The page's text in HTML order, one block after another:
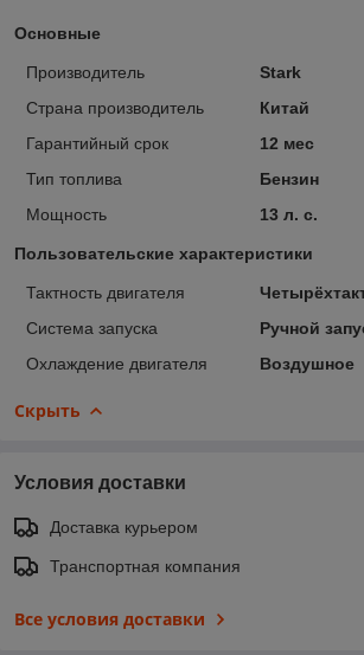
Основные
Производитель
Stark
Страна производитель
Китай
Гарантийный срок
12 мес
Тип топлива
Бензин
Мощность
13 л. с.
Пользовательские характеристики
Тактность двигателя
Система запуска
Ручной
Охлаждение двигателя
Воздушное
Скрыть
Условия доставки
Доставка курьером
Транспортная компания
Все условия доставки